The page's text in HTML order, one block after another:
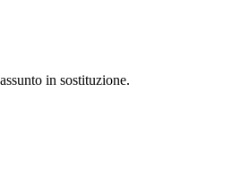
in sostituzione.